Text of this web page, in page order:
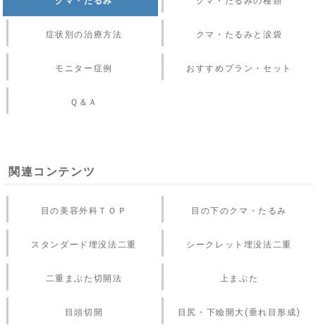
症状別の治療方法 クマ・たるみと涙袋
モニター症例 おすすめプラン・セット
Ｑ＆Ａ
関連コンテンツ
目の美容外科ＴＯＰ 目の下のクマ・たるみ
スタンダード埋没法二重 シークレット埋没法二重
二重まぶた切開法 上まぶた
目頭切開 目尻・下瞼開大(垂れ目形成)